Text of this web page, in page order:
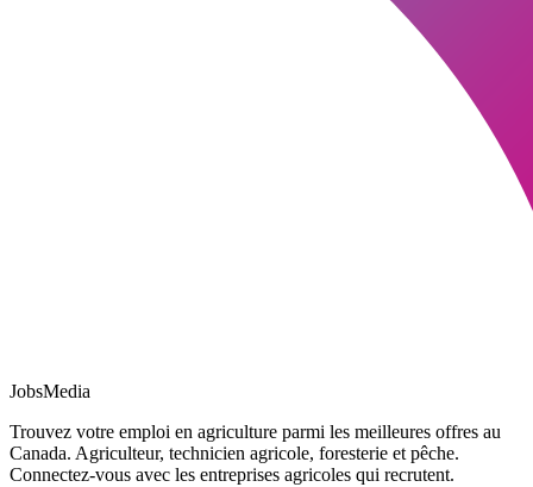
JobsMedia
Trouvez votre emploi en agriculture parmi les meilleures offres au
Canada. Agriculteur, technicien agricole, foresterie et pêche.
Connectez-vous avec les entreprises agricoles qui recrutent.